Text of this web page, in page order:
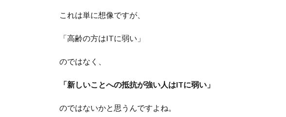
これは単に想像ですが、
「高齢の方はITに弱い」
のではなく、
「新しいことへの抵抗が強い人はITに弱い」
のではないかと思うんですよね。